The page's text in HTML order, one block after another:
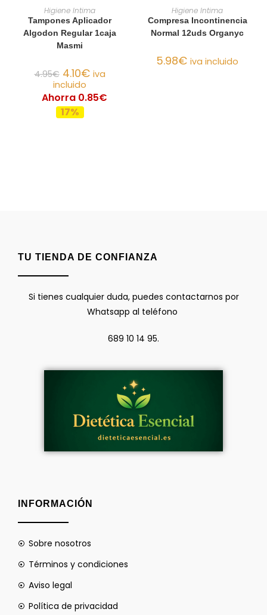
AÑADIR AL CARRITO
Higiene Intima
Tampones Aplicador
Algodon Regular 1caja
Masmi
4.95€ 4.10€ iva
incluido
Ahorra 0.85€
17%
AÑADIR AL CARRITO
Higiene Intima
Compresa Incontinencia
Normal 12uds Organyc
5.98€ iva incluido
TU TIENDA DE CONFIANZA
Si tienes cualquier duda, puedes contactarnos por
Whatsapp al teléfono
689 10 14 95.
INFORMACIÓN
Sobre nosotros
Términos y condiciones
Aviso legal
Política de privacidad